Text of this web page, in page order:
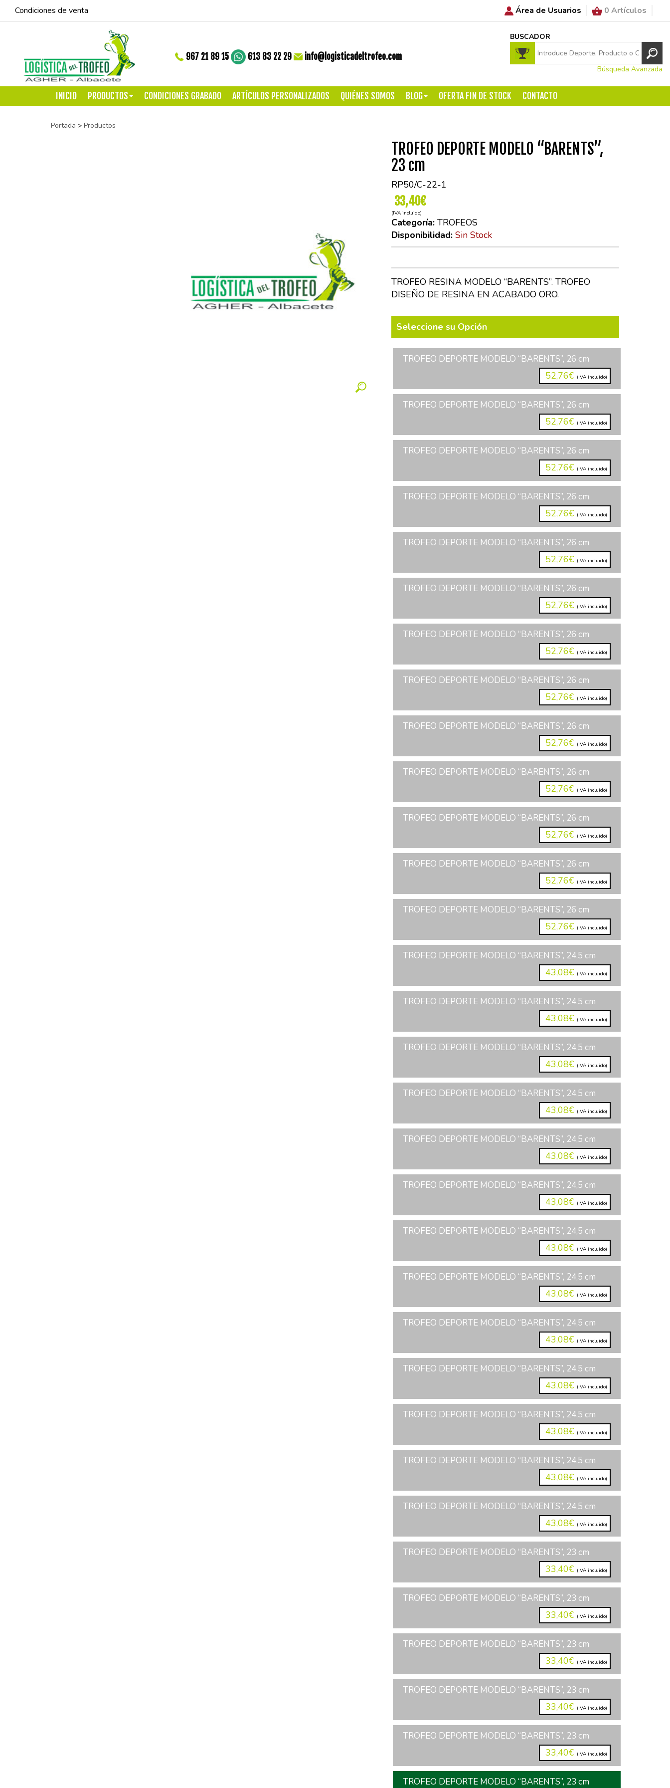
Condiciones de venta Área de Usuarios 0 Artículos
967 21 89 15 613 83 22 29 info@logisticadeltrofeo.com
BUSCADOR
Búsqueda Avanzada
INICIO PRODUCTOS CONDICIONES GRABADO ARTÍCULOS PERSONALIZADOS QUIÉNES SOMOS BLOG OFERTA FIN DE STOCK CONTACTO
Portada > Productos
TROFEO DEPORTE MODELO “BARENTS”,
23 cm
RP50/C-22-1
33,40€
(IVA incluido)
Categoría: TROFEOS
Disponibilidad: Sin Stock
TROFEO RESINA MODELO “BARENTS”. TROFEO
DISEÑO DE RESINA EN ACABADO ORO.
Seleccione su Opción
TROFEO DEPORTE MODELO “BARENTS”, 26 cm
52,76€ (IVA incluido)
TROFEO DEPORTE MODELO “BARENTS”, 26 cm
52,76€ (IVA incluido)
TROFEO DEPORTE MODELO “BARENTS”, 26 cm
52,76€ (IVA incluido)
TROFEO DEPORTE MODELO “BARENTS”, 26 cm
52,76€ (IVA incluido)
TROFEO DEPORTE MODELO “BARENTS”, 26 cm
52,76€ (IVA incluido)
TROFEO DEPORTE MODELO “BARENTS”, 26 cm
52,76€ (IVA incluido)
TROFEO DEPORTE MODELO “BARENTS”, 26 cm
52,76€ (IVA incluido)
TROFEO DEPORTE MODELO “BARENTS”, 26 cm
52,76€ (IVA incluido)
TROFEO DEPORTE MODELO “BARENTS”, 26 cm
52,76€ (IVA incluido)
TROFEO DEPORTE MODELO “BARENTS”, 26 cm
52,76€ (IVA incluido)
TROFEO DEPORTE MODELO “BARENTS”, 26 cm
52,76€ (IVA incluido)
TROFEO DEPORTE MODELO “BARENTS”, 26 cm
52,76€ (IVA incluido)
TROFEO DEPORTE MODELO “BARENTS”, 26 cm
52,76€ (IVA incluido)
TROFEO DEPORTE MODELO “BARENTS”, 24,5 cm
43,08€ (IVA incluido)
TROFEO DEPORTE MODELO “BARENTS”, 24,5 cm
43,08€ (IVA incluido)
TROFEO DEPORTE MODELO “BARENTS”, 24,5 cm
43,08€ (IVA incluido)
TROFEO DEPORTE MODELO “BARENTS”, 24,5 cm
43,08€ (IVA incluido)
TROFEO DEPORTE MODELO “BARENTS”, 24,5 cm
43,08€ (IVA incluido)
TROFEO DEPORTE MODELO “BARENTS”, 24,5 cm
43,08€ (IVA incluido)
TROFEO DEPORTE MODELO “BARENTS”, 24,5 cm
43,08€ (IVA incluido)
TROFEO DEPORTE MODELO “BARENTS”, 24,5 cm
43,08€ (IVA incluido)
TROFEO DEPORTE MODELO “BARENTS”, 24,5 cm
43,08€ (IVA incluido)
TROFEO DEPORTE MODELO “BARENTS”, 24,5 cm
43,08€ (IVA incluido)
TROFEO DEPORTE MODELO “BARENTS”, 24,5 cm
43,08€ (IVA incluido)
TROFEO DEPORTE MODELO “BARENTS”, 24,5 cm
43,08€ (IVA incluido)
TROFEO DEPORTE MODELO “BARENTS”, 24,5 cm
43,08€ (IVA incluido)
TROFEO DEPORTE MODELO “BARENTS”, 23 cm
33,40€ (IVA incluido)
TROFEO DEPORTE MODELO “BARENTS”, 23 cm
33,40€ (IVA incluido)
TROFEO DEPORTE MODELO “BARENTS”, 23 cm
33,40€ (IVA incluido)
TROFEO DEPORTE MODELO “BARENTS”, 23 cm
33,40€ (IVA incluido)
TROFEO DEPORTE MODELO “BARENTS”, 23 cm
33,40€ (IVA incluido)
TROFEO DEPORTE MODELO “BARENTS”, 23 cm